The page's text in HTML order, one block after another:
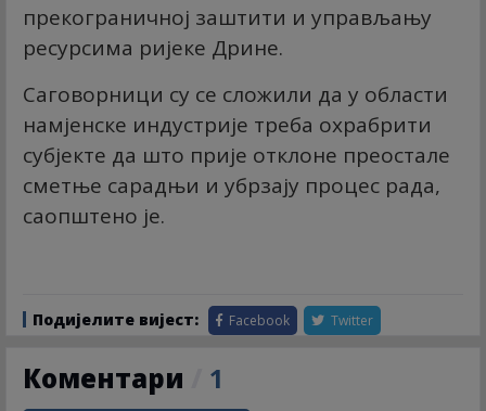
прекограничној заштити и управљању
ресурсима ријеке Дрине.
Саговорници су се сложили да у области
намјенске индустрије треба охрабрити
субјекте да што прије отклоне преостале
сметње сарадњи и убрзају процес рада,
саопштено је.
Подијелите вијест: Facebook Twitter
Коментари 1